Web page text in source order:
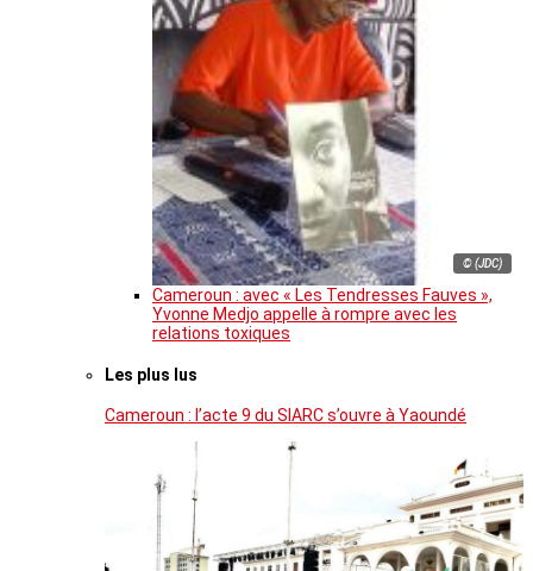
© (JDC)
Cameroun : avec « Les Tendresses Fauves »,
Yvonne Medjo appelle à rompre avec les
relations toxiques
Les plus lus
Cameroun : l’acte 9 du SIARC s’ouvre à Yaoundé